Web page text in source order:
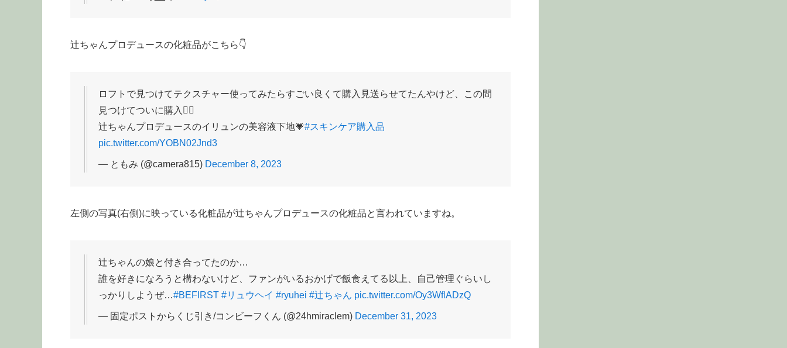
辻ちゃんプロデュースの化粧品がこちら👇
ロフトで見つけてテクスチャー使ってみたらすごい良くて購入見送らせてたんやけど、この間
見つけてついに購入❤️‍🔥
辻ちゃんプロデュースのイリュンの美容液下地💗#スキンケア購入品
pic.twitter.com/YOBN02Jnd3
— ともみ (@camera815) December 8, 2023
左側の写真(右側)に映っている化粧品が辻ちゃんプロデュースの化粧品と言われていますね。
辻ちゃんの娘と付き合ってたのか…
誰を好きになろうと構わないけど、ファンがいるおかげで飯食えてる以上、自己管理ぐらいし
っかりしようぜ…#BEFIRST #リュウヘイ #ryuhei #辻ちゃん pic.twitter.com/Oy3WflADzQ
— 固定ポストからくじ引き/コンビーフくん (@24hmiraclem) December 31, 2023